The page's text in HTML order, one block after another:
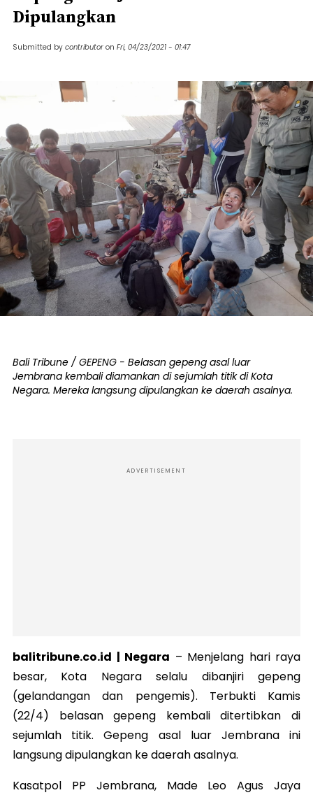
Dipulangkan
Submitted by contributor on Fri, 04/23/2021 - 01:47
Bali Tribune / GEPENG - Belasan gepeng asal luar
Jembrana kembali diamankan di sejumlah titik di Kota
Negara. Mereka langsung dipulangkan ke daerah asalnya.
ADVERTISEMENT
balitribune.co.id | Negara – Menjelang hari raya
besar, Kota Negara selalu dibanjiri gepeng
(gelandangan dan pengemis). Terbukti Kamis
(22/4) belasan gepeng kembali ditertibkan di
sejumlah titik. Gepeng asal luar Jembrana ini
langsung dipulangkan ke daerah asalnya.
Kasatpol PP Jembrana, Made Leo Agus Jaya